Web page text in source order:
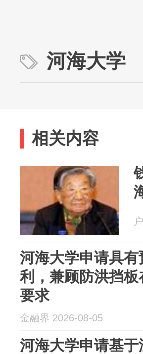
河海大学
相关内容
河海大学申请具
利，兼顾防洪挡
要求
金融界 2026-08-05
河海大学申请基